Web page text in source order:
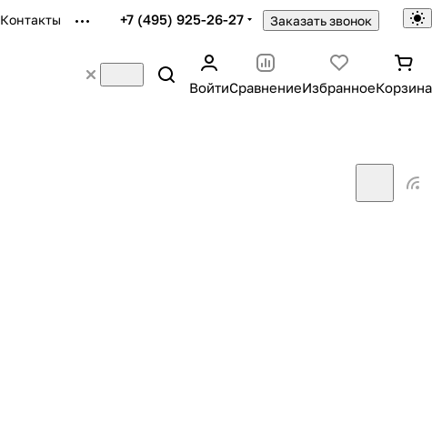
Контакты +7 (495) 925-26-27 Заказать звонок
ВойтиСравнениеИзбранноеКорзина